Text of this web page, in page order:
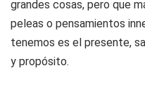
grandes cosas, pero que
peleas o pensamientos
tenemos es el presente,
y propósito.